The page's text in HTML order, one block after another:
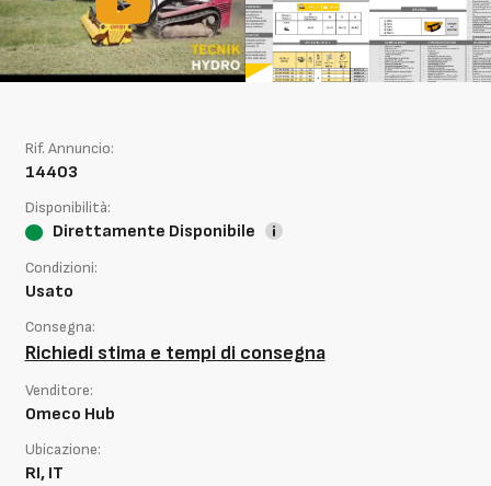
Rif. Annuncio:
14403
Disponibilità:
Direttamente Disponibile
Condizioni:
Usato
Consegna:
Richiedi stima e tempi di consegna
Venditore:
Omeco Hub
Ubicazione:
RI, IT